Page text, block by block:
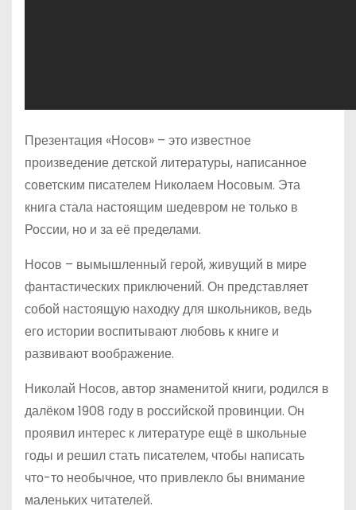
Презентация «Носов» – это известное
произведение детской литературы, написанное
советским писателем Николаем Носовым. Эта
книга стала настоящим шедевром не только в
России, но и за её пределами.
Носов – вымышленный герой, живущий в мире
фантастических приключений. Он представляет
собой настоящую находку для школьников, ведь
его истории воспитывают любовь к книге и
развивают воображение.
Николай Носов, автор знаменитой книги, родился в
далёком 1908 году в российской провинции. Он
проявил интерес к литературе ещё в школьные
годы и решил стать писателем, чтобы написать
что-то необычное, что привлекло бы внимание
маленьких читателей.